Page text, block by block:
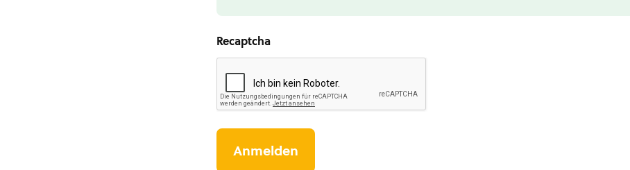
Recaptcha